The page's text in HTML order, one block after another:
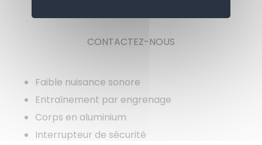
CONTACTEZ-NOUS
Faible nuisance sonore
Entraînement par engrenage
Corps en aluminium
Interrupteur de sécurité